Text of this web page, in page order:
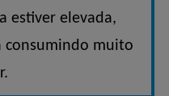
estiver elevada,
consumindo muito